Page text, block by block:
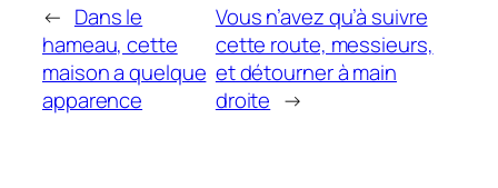
← Dans le
hameau, cette
maison a quelque
apparence
Vous n’avez qu’à suivre
cette route, messieurs,
et détourner à main
droite →